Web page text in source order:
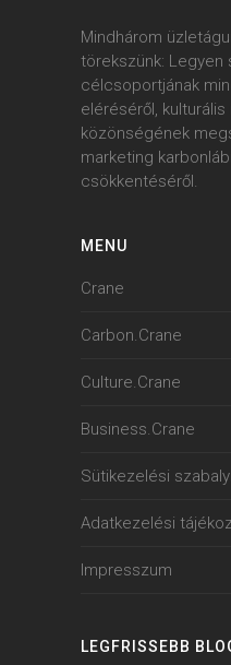
Mindhárom
törekszünk: Legyen
célcsoportjának
eléréséről,
közönségének
marketing
csökkentéséről.
MENU
Crane
Carbon.Crane
Culture.Crane
Business.Crane
Sütikezelési
Adatkezelési
Impresszum
LEGFRISSEBB